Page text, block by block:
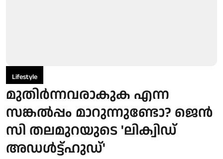
Lifestyle
മുതിർന്നവരാകുക എന്ന
സങ്കൽപ്പം മാറുന്നുണ്ടോ? ജെൻ
സി തലമുറയുടെ 'ലിക്വിഡ്
അഡൾട്ട്ഹുഡ്'